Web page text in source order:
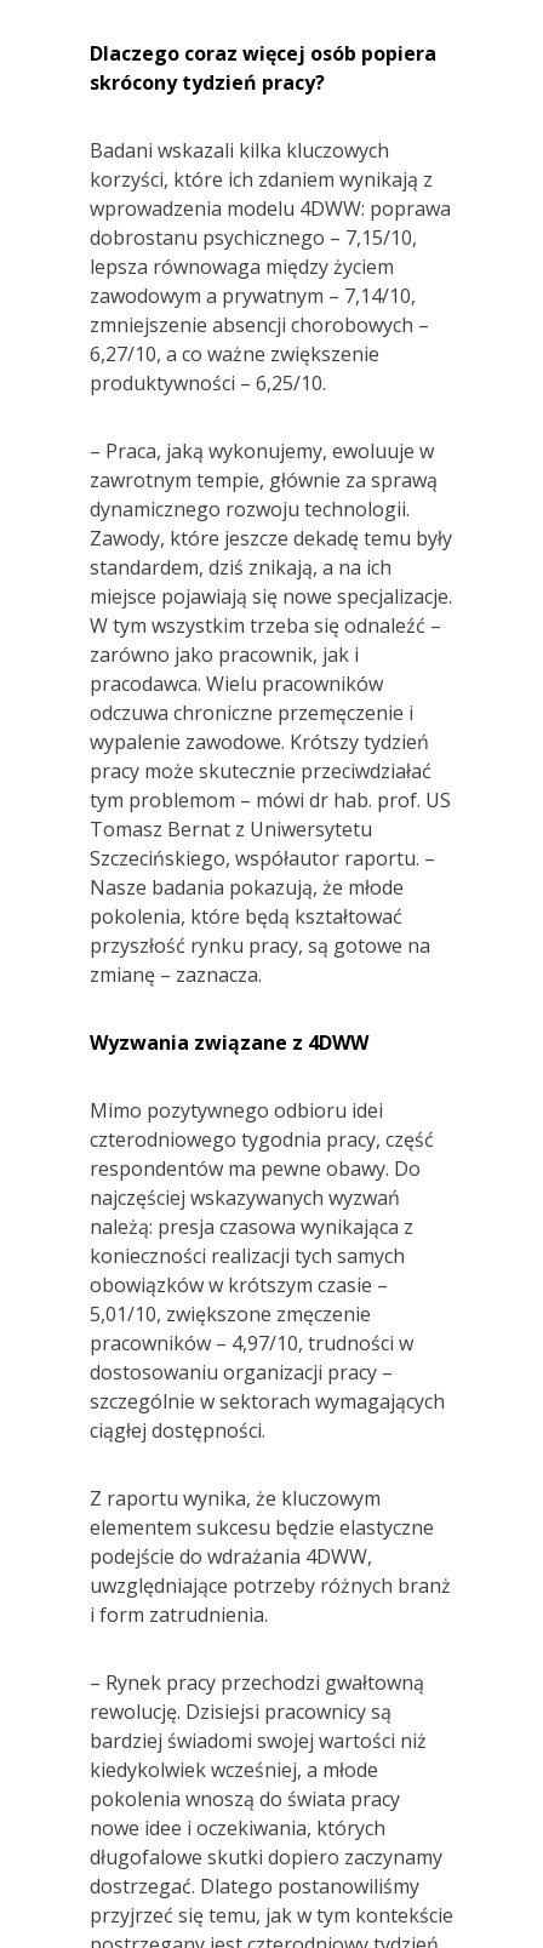
Dlaczego coraz więcej osób popiera
skrócony tydzień pracy?
Badani wskazali kilka kluczowych
korzyści, które ich zdaniem wynikają z
wprowadzenia modelu 4DWW: poprawa
dobrostanu psychicznego – 7,15/10,
lepsza równowaga między życiem
zawodowym a prywatnym – 7,14/10,
zmniejszenie absencji chorobowych –
6,27/10, a co ważne zwiększenie
produktywności – 6,25/10.
– Praca, jaką wykonujemy, ewoluuje w
zawrotnym tempie, głównie za sprawą
dynamicznego rozwoju technologii.
Zawody, które jeszcze dekadę temu były
standardem, dziś znikają, a na ich
miejsce pojawiają się nowe specjalizacje.
W tym wszystkim trzeba się odnaleźć –
zarówno jako pracownik, jak i
pracodawca. Wielu pracowników
odczuwa chroniczne przemęczenie i
wypalenie zawodowe. Krótszy tydzień
pracy może skutecznie przeciwdziałać
tym problemom – mówi dr hab. prof. US
Tomasz Bernat z Uniwersytetu
Szczecińskiego, współautor raportu. –
Nasze badania pokazują, że młode
pokolenia, które będą kształtować
przyszłość rynku pracy, są gotowe na
zmianę – zaznacza.
Wyzwania związane z 4DWW
Mimo pozytywnego odbioru idei
czterodniowego tygodnia pracy, część
respondentów ma pewne obawy. Do
najczęściej wskazywanych wyzwań
należą: presja czasowa wynikająca z
konieczności realizacji tych samych
obowiązków w krótszym czasie –
5,01/10, zwiększone zmęczenie
pracowników – 4,97/10, trudności w
dostosowaniu organizacji pracy –
szczególnie w sektorach wymagających
ciągłej dostępności.
Z raportu wynika, że kluczowym
elementem sukcesu będzie elastyczne
podejście do wdrażania 4DWW,
uwzględniające potrzeby różnych branż
i form zatrudnienia.
– Rynek pracy przechodzi gwałtowną
rewolucję. Dzisiejsi pracownicy są
bardziej świadomi swojej wartości niż
kiedykolwiek wcześniej, a młode
pokolenia wnoszą do świata pracy
nowe idee i oczekiwania, których
długofalowe skutki dopiero zaczynamy
dostrzegać. Dlatego postanowiliśmy
przyjrzeć się temu, jak w tym kontekście